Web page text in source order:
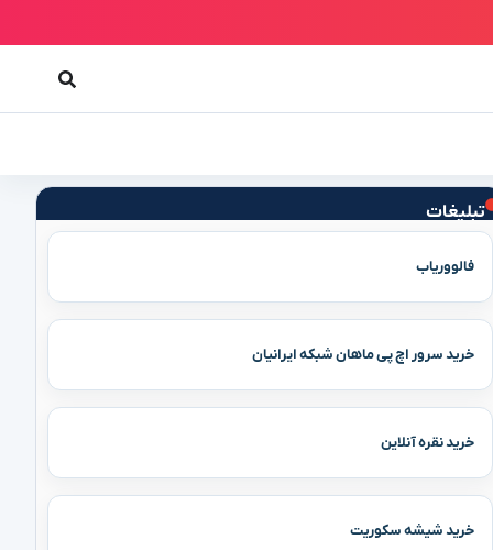
تبلیغات
فالووریاب
خرید سرور اچ پی ماهان شبکه ایرانیان
خرید نقره آنلاین
خرید شیشه سکوریت